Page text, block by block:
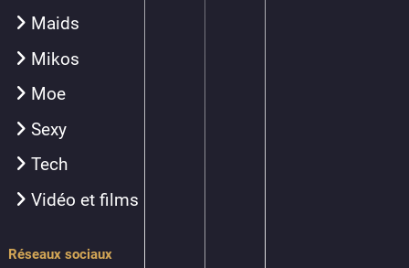
Maids
Mikos
Moe
Sexy
Tech
Vidéo et films
Réseaux sociaux